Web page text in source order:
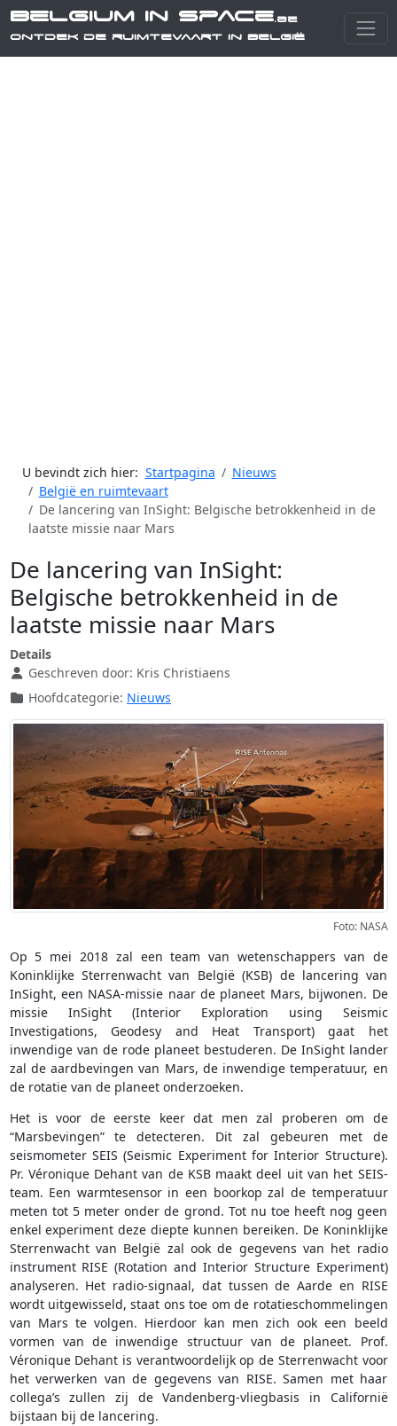
Belgium in Space.be
Ontdek de ruimtevaart in België
U bevindt zich hier: Startpagina
Nieuws
België en ruimtevaart
De lancering van InSight: Belgische betrokkenheid in de
laatste missie naar Mars
De lancering van InSight:
Belgische betrokkenheid in de
laatste missie naar Mars
Details
Geschreven door: Kris Christiaens
Hoofdcategorie: Nieuws
Foto: NASA
Op 5 mei 2018 zal een team van wetenschappers van de
Koninklijke Sterrenwacht van België (KSB) de lancering van
InSight, een NASA-missie naar de planeet Mars, bijwonen. De
missie InSight (Interior Exploration using Seismic
Investigations, Geodesy and Heat Transport) gaat het
inwendige van de rode planeet bestuderen. De InSight lander
zal de aardbevingen van Mars, de inwendige temperatuur, en
de rotatie van de planeet onderzoeken.
Het is voor de eerste keer dat men zal proberen om de
“Marsbevingen” te detecteren. Dit zal gebeuren met de
seismometer SEIS (Seismic Experiment for Interior Structure).
Pr. Véronique Dehant van de KSB maakt deel uit van het SEIS-
team. Een warmtesensor in een boorkop zal de temperatuur
meten tot 5 meter onder de grond. Tot nu toe heeft nog geen
enkel experiment deze diepte kunnen bereiken. De Koninklijke
Sterrenwacht van België zal ook de gegevens van het radio
instrument RISE (Rotation and Interior Structure Experiment)
analyseren. Het radio-signaal, dat tussen de Aarde en RISE
wordt uitgewisseld, staat ons toe om de rotatieschommelingen
van Mars te volgen. Hierdoor kan men zich ook een beeld
vormen van de inwendige structuur van de planeet. Prof.
Véronique Dehant is verantwoordelijk op de Sterrenwacht voor
het verwerken van de gegevens van RISE. Samen met haar
collega’s zullen zij de Vandenberg-vliegbasis in Californië
bijstaan bij de lancering.